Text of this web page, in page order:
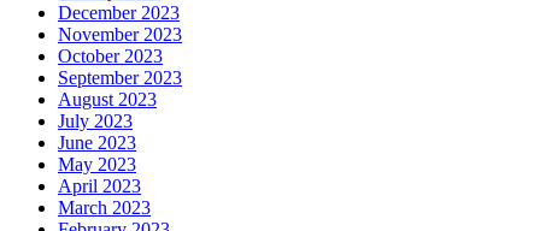
December 2023
November 2023
October 2023
September 2023
August 2023
July 2023
June 2023
May 2023
April 2023
March 2023